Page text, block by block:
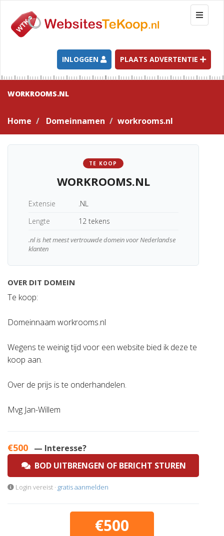
T
o
g
l
e
n
a
t
INLOGGEN PLAATS ADVERTENTIE
WORKROOMS.NL
Home Domeinnamen workrooms.nl
TE KOOP
WORKROOMS.NL
Extensie
.NL
Lengte
12 tekens
.nl is het meest vertrouwde domein voor Nederlandse
klanten
OVER DIT DOMEIN
Te koop:
Domeinnaam workrooms.nl
Wegens te weinig tijd voor een website bied ik deze te
koop aan.
Over de prijs is te onderhandelen.
Mvg Jan-Willem
€500 — Interesse?
BOD UITBRENGEN OF BERICHT STUREN
Login vereist · gratis aanmelden
€500